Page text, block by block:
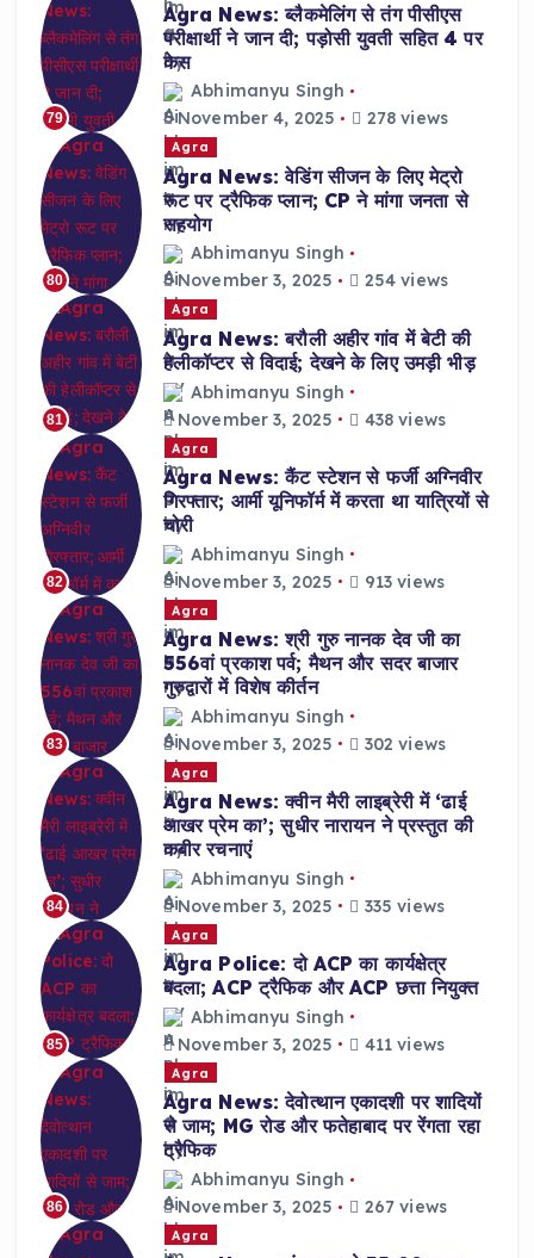
79
Agra News: ब्लैकमेलिंग से तंग पीसीएस
परीक्षार्थी ने जान दी; पड़ोसी युवती सहित 4 पर
केस
Abhimanyu Singh
November 4, 2025
278 views
80
Agra
Agra News: वेडिंग सीजन के लिए मेट्रो
रूट पर ट्रैफिक प्लान; CP ने मांगा जनता से
सहयोग
Abhimanyu Singh
November 3, 2025
254 views
81
Agra
Agra News: बरौली अहीर गांव में बेटी की
हेलीकॉप्टर से विदाई; देखने के लिए उमड़ी भीड़
Abhimanyu Singh
November 3, 2025
438 views
82
Agra
Agra News: कैंट स्टेशन से फर्जी अग्निवीर
गिरफ्तार; आर्मी यूनिफॉर्म में करता था यात्रियों से
चोरी
Abhimanyu Singh
November 3, 2025
913 views
83
Agra
Agra News: श्री गुरु नानक देव जी का
556वां प्रकाश पर्व; मैथन और सदर बाजार
गुरुद्वारों में विशेष कीर्तन
Abhimanyu Singh
November 3, 2025
302 views
84
Agra
Agra News: क्वीन मैरी लाइब्रेरी में ‘ढाई
आखर प्रेम का’; सुधीर नारायन ने प्रस्तुत की
कबीर रचनाएं
Abhimanyu Singh
November 3, 2025
335 views
85
Agra
Agra Police: दो ACP का कार्यक्षेत्र
बदला; ACP ट्रैफिक और ACP छत्ता नियुक्त
Abhimanyu Singh
November 3, 2025
411 views
86
Agra
Agra News: देवोत्थान एकादशी पर शादियों
से जाम; MG रोड और फतेहाबाद पर रेंगता रहा
ट्रैफिक
Abhimanyu Singh
November 3, 2025
267 views
Agra